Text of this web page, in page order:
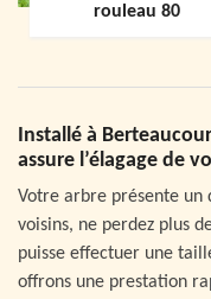
rouleau 80
Installé à
assure l’élagage de
Votre arbre présente un
voisins, ne perdez plus
puisse effectuer une
offrons une prestation